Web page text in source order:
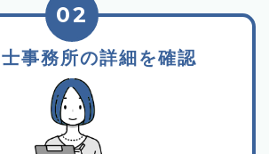
事務所の詳細を確認
02